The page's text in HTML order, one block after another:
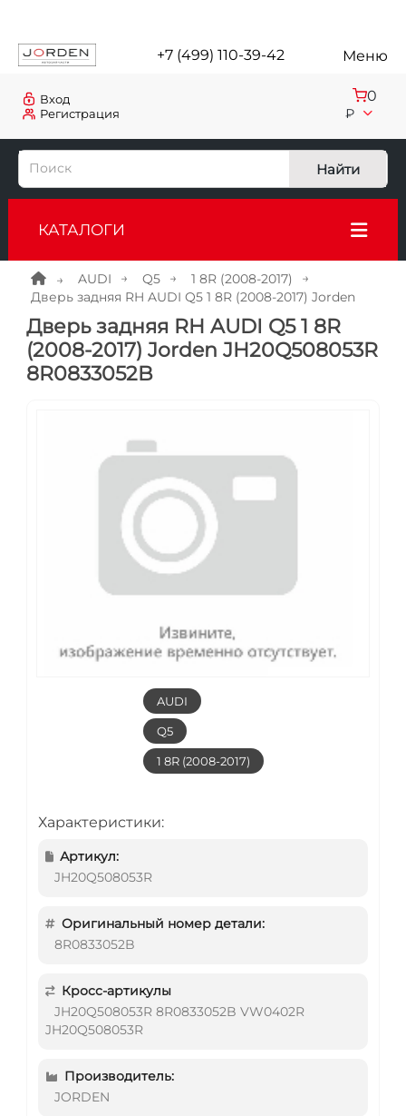
+7 (499) 110-39-42 Меню
Регистрация
Вход 0
₽
Найти
КАТАЛОГИ
AUDI Q5
1 8R (2008-2017)
Дверь задняя RH AUDI Q5 1 8R (2008-2017) Jorden
Дверь задняя RH AUDI Q5 1 8R
(2008-2017) Jorden JH20Q508053R
8R0833052B
AUDI
Q5
1 8R (2008-2017)
Характеристики:
Артикул:
JH20Q508053R
Оригинальный номер детали:
8R0833052B
Кросс-артикулы
JH20Q508053R 8R0833052B VW0402R
JH20Q508053R
Производитель:
JORDEN